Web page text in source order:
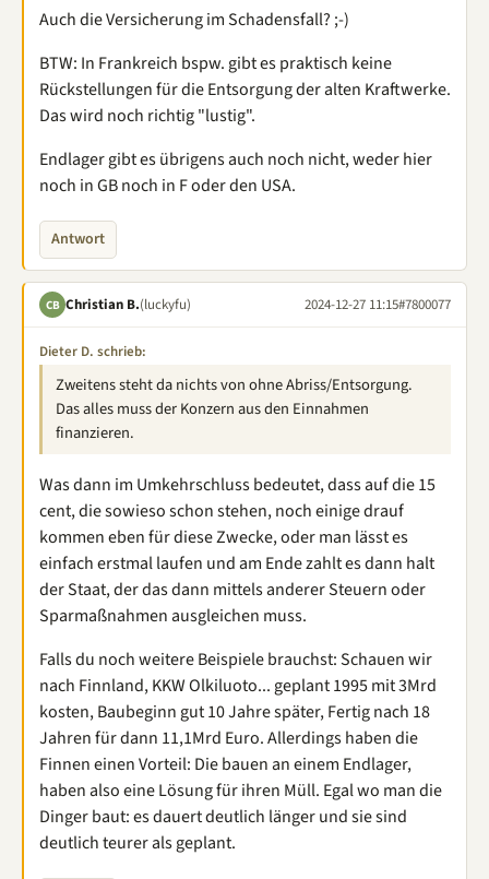
Auch die Versicherung im Schadensfall? ;-)
BTW: In Frankreich bspw. gibt es praktisch keine
Rückstellungen für die Entsorgung der alten Kraftwerke.
Das wird noch richtig "lustig".
Endlager gibt es übrigens auch noch nicht, weder hier
noch in GB noch in F oder den USA.
Antwort
CB Christian B.(luckyfu) 2024-12-27 11:15#7800077
Dieter D. schrieb:
Zweitens steht da nichts von ohne Abriss/Entsorgung.
Das alles muss der Konzern aus den Einnahmen
finanzieren.
Was dann im Umkehrschluss bedeutet, dass auf die 15
cent, die sowieso schon stehen, noch einige drauf
kommen eben für diese Zwecke, oder man lässt es
einfach erstmal laufen und am Ende zahlt es dann halt
der Staat, der das dann mittels anderer Steuern oder
Sparmaßnahmen ausgleichen muss.
Falls du noch weitere Beispiele brauchst: Schauen wir
nach Finnland, KKW Olkiluoto... geplant 1995 mit 3Mrd
kosten, Baubeginn gut 10 Jahre später, Fertig nach 18
Jahren für dann 11,1Mrd Euro. Allerdings haben die
Finnen einen Vorteil: Die bauen an einem Endlager,
haben also eine Lösung für ihren Müll. Egal wo man die
Dinger baut: es dauert deutlich länger und sie sind
deutlich teurer als geplant.